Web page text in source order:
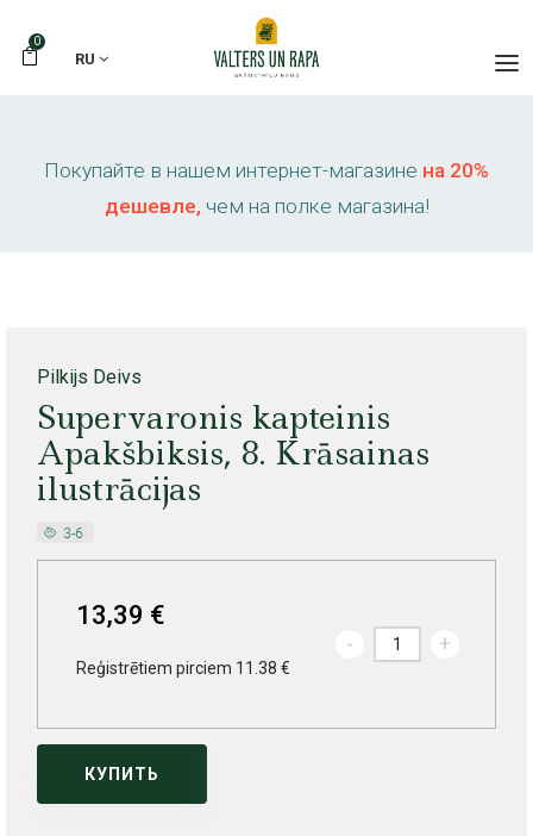
0
RU
Покупайте в нашем интернет-магазине на 20%
дешевле, чем на полке магазина!
Pilkijs Deivs
Supervaronis kapteinis
Apakšbiksis, 8. Krāsainas
ilustrācijas
13,39 €
Reģistrētiem pirciem 11.38 €
- +
КУПИТЬ